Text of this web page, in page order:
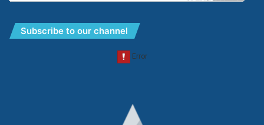
Subscribe to our channel